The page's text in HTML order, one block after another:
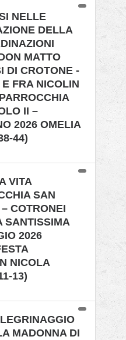
NELLE
DELLA
MATTO
DI CROTONE -
FRA NICOLIN
II –
2026 OMELIA
44)
VITA
SAN
COTRONEI
SANTISSIMA
2026
NICOLA
13)
MADONNA DI